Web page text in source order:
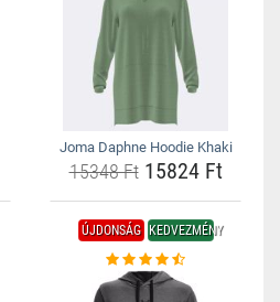
Joma Daphne Hoodie Khaki
15348 Ft15824 Ft
ÚJDONSÁG KEDVEZMÉNY